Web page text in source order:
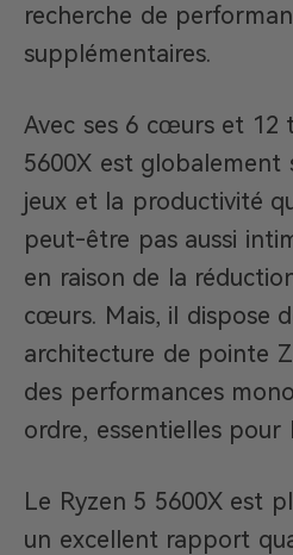
recherche de
supplémentaires.
Avec ses 6 cœurs et 12
5600X est globalement
jeux et la productivité
peut-être pas aussi
en raison de la
cœurs. Mais, il dispose
architecture de pointe
des performances
ordre, essentielles pour
Le Ryzen 5 5600X est
un excellent rapport